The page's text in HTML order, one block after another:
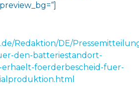
Redaktion/DE/
den-batteriestandort-
foerderbescheid-fuer-